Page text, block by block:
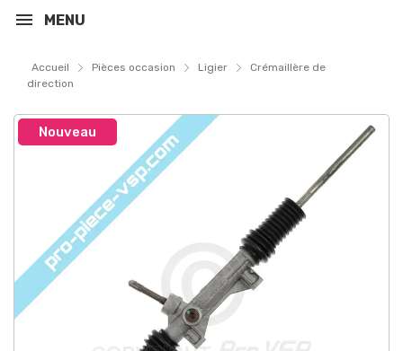
MENU
Accueil Pièces occasion Ligier
Crémaillère de
direction
Nouveau